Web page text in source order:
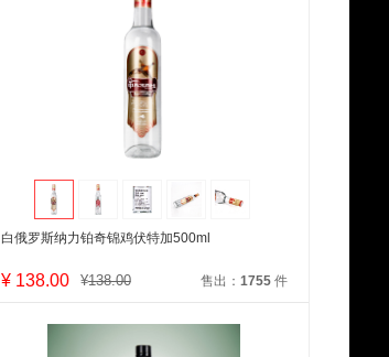
白俄罗斯纳力铂奇锦鸡伏特加500ml
¥138.00 ¥138.00 售出： 1755件